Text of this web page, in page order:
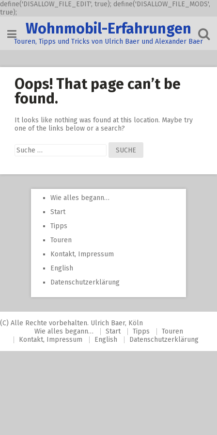
define('DISALLOW_FILE_EDIT', true); define('DISALLOW_FILE_MODS',
true);
content
Wohnmobil-Erfahrungen
Touren, Tipps und Tricks von Ulrich Baer und Alexander Baer
Oops! That page can’t be
found.
It looks like nothing was found at this location. Maybe try
one of the links below or a search?
Suche
nach:
Wie alles begann…
Start
Tipps
Touren
Kontakt, Impressum
English
Datenschutzerklärung
(C) Alle Rechte vorbehalten. Ulrich Baer, Köln
Wie alles begann…
Start Tipps
Touren
Kontakt, Impressum
English Datenschutzerklärung